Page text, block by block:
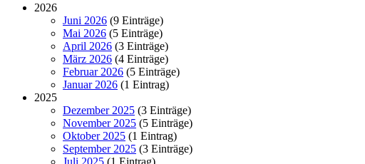
2026
Juni 2026 (9 Einträge)
Mai 2026 (5 Einträge)
April 2026 (3 Einträge)
März 2026 (4 Einträge)
Februar 2026 (5 Einträge)
Januar 2026 (1 Eintrag)
2025
Dezember 2025 (3 Einträge)
November 2025 (5 Einträge)
Oktober 2025 (1 Eintrag)
September 2025 (3 Einträge)
Juli 2025 (1 Eintrag)